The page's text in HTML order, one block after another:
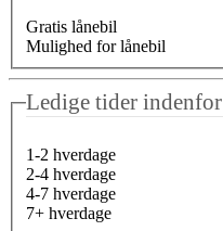
Gratis lånebil
Mulighed for lånebil
Ledige tider indenfor
1-2 hverdage
2-4 hverdage
4-7 hverdage
7+ hverdage